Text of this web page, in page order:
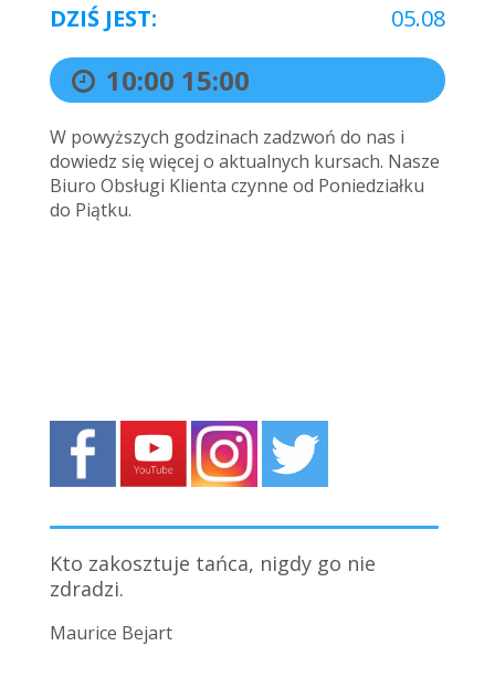
DZIŚ JEST: 05.08
10:00 15:00
W powyższych godzinach zadzwoń do nas i
dowiedz się więcej o aktualnych kursach. Nasze
Biuro Obsługi Klienta czynne od Poniedziałku
do Piątku.
Kto zakosztuje tańca, nigdy go nie
zdradzi.
Maurice Bejart
Przeklęci niech będą ci, którzy nie tańczą
i przeszkadzają tańczyć innym!
Paulo Coelho